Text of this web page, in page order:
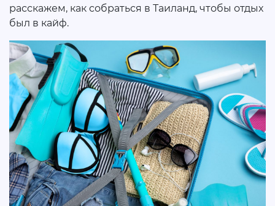
расскажем, как собраться в Таиланд, чтобы отдых
был в кайф.